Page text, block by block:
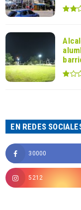
EN REDES
30000
5212